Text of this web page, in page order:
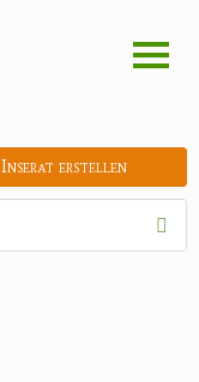
Inserat erstellen